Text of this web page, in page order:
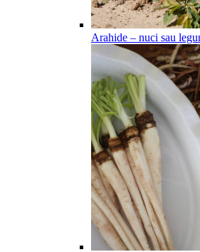
Arahide – nuci sau